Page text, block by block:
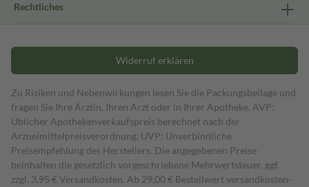
Rechtliches
Widerruf erklären
Zu Risiken und Nebenwirkungen lesen Sie die Packungsbeilage und
fragen Sie Ihre Ärztin, Ihren Arzt oder in Ihrer Apotheke. AVP:
Üblicher Apothekenverkaufspreis berechnet nach der
Arzneimittelpreisverordnung. UVP: Unverbindliche
Preisempfehlung des Herstellers. Die angegebenen Preise
beinhalten die gesetzlich vorgeschriebene Mehrwertsteuer, ggf.
zzgl. 3,95 € Versandkosten. Ab 29,00 € Bestell­wert versand­kosten­